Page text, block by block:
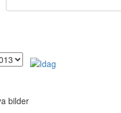
bilder